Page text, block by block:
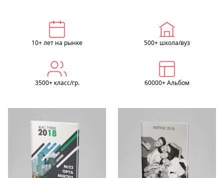
10+ лет на рынке 500+ школа/вуз
3500+ класс/гр. 60000+ Альбом